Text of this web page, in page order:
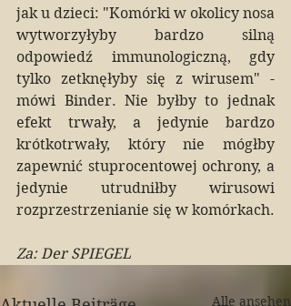
jak u dzieci: "Komórki w okolicy nosa
wytworzyłyby bardzo silną
odpowiedź immunologiczną, gdy
tylko zetknęłyby się z wirusem" -
mówi Binder. Nie byłby to jednak
efekt trwały, a jedynie bardzo
krótkotrwały, który nie mógłby
zapewnić stuprocentowej ochrony, a
jedynie utrudniłby wirusowi
rozprzestrzenianie się w komórkach.
Za: Der SPIEGEL
Alle ansehen